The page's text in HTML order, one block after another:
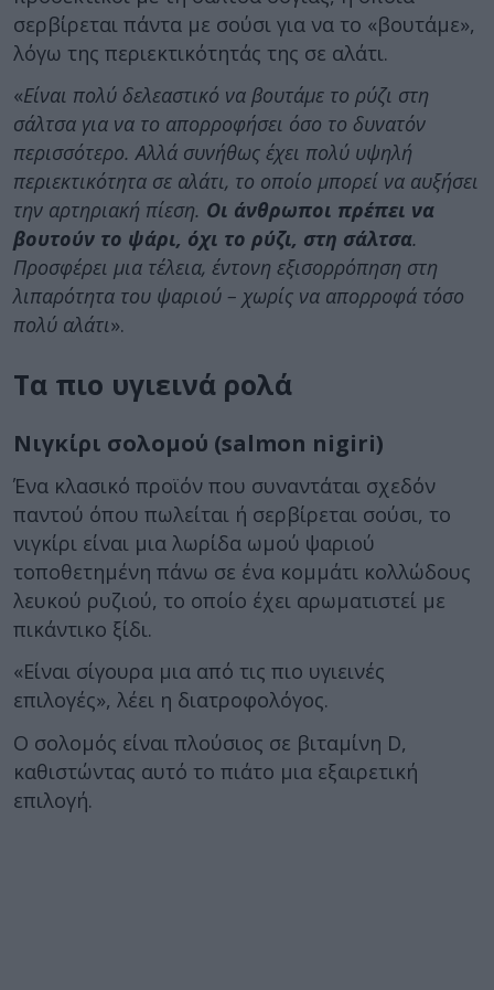
σερβίρεται πάντα με σούσι για να το «βουτάμε»,
λόγω της περιεκτικότητάς της σε αλάτι.
«Είναι πολύ δελεαστικό να βουτάμε το ρύζι στη
σάλτσα για να το απορροφήσει όσο το δυνατόν
περισσότερο. Αλλά συνήθως έχει πολύ υψηλή
περιεκτικότητα σε αλάτι, το οποίο μπορεί να αυξήσει
την αρτηριακή πίεση. Οι άνθρωποι πρέπει να
βουτούν το ψάρι, όχι το ρύζι, στη σάλτσα.
Προσφέρει μια τέλεια, έντονη εξισορρόπηση στη
λιπαρότητα του ψαριού – χωρίς να απορροφά τόσο
πολύ αλάτι».
Τα πιο υγιεινά ρολά
Νιγκίρι σολομού (salmon nigiri)
Ένα κλασικό προϊόν που συναντάται σχεδόν
παντού όπου πωλείται ή σερβίρεται σούσι, το
νιγκίρι είναι μια λωρίδα ωμού ψαριού
τοποθετημένη πάνω σε ένα κομμάτι κολλώδους
λευκού ρυζιού, το οποίο έχει αρωματιστεί με
πικάντικο ξίδι.
«Είναι σίγουρα μια από τις πιο υγιεινές
επιλογές», λέει η διατροφολόγος.
Ο σολομός είναι πλούσιος σε βιταμίνη D,
καθιστώντας αυτό το πιάτο μια εξαιρετική
επιλογή.